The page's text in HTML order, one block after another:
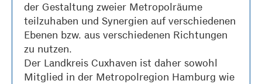
der Gestaltung zweier Metropolräume
teilzuhaben und Synergien auf verschiedenen
Ebenen bzw. aus verschiedenen Richtungen
zu nutzen.
Der Landkreis Cuxhaven ist daher sowohl
Mitglied in der Metropolregion Hamburg wie